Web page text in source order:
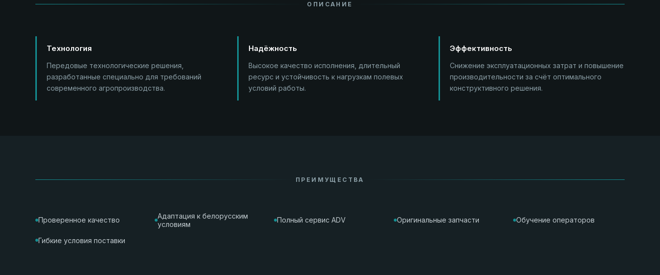
ОПИСАНИЕ
Технология
Передовые технологические решения,
разработанные специально для требований
современного агропроизводства.
Надёжность
Высокое качество исполнения, длительный
ресурс и устойчивость к нагрузкам полевых
условий работы.
Эффективность
Снижение эксплуатационных затрат и повышение
производительности за счёт оптимального
конструктивного решения.
ПРЕИМУЩЕСТВА
Проверенное качество
Адаптация к белорусским
условиям
Полный сервис ADV Оригинальные запчасти Обучение операторов
Гибкие условия поставки